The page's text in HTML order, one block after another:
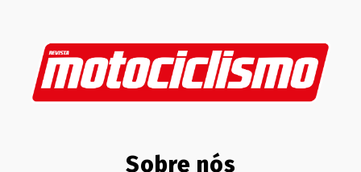
Sobre nós